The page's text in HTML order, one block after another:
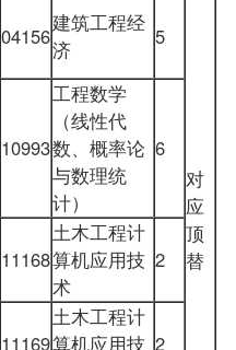
对
应
顶
替
04156
建筑工程经
济
5
10993
工程数学
（线性代
数、概率论
与数理统
计）
6
11168
土木工程计
算机应用技
术
2
11169
土木工程计
算机应用技 2